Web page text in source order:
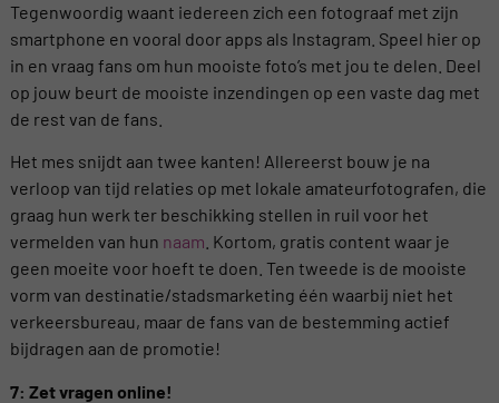
Tegenwoordig waant iedereen zich een fotograaf met zijn
smartphone en vooral door apps als Instagram. Speel hier op
in en vraag fans om hun mooiste foto’s met jou te delen. Deel
op jouw beurt de mooiste inzendingen op een vaste dag met
de rest van de fans.
Het mes snijdt aan twee kanten! Allereerst bouw je na
verloop van tijd relaties op met lokale amateurfotografen, die
graag hun werk ter beschikking stellen in ruil voor het
vermelden van hun naam . Kortom, gratis content waar je
geen moeite voor hoeft te doen. Ten tweede is de mooiste
vorm van destinatie/stadsmarketing één waarbij niet het
verkeersbureau, maar de fans van de bestemming actief
bijdragen aan de promotie!
7: Zet vragen online!